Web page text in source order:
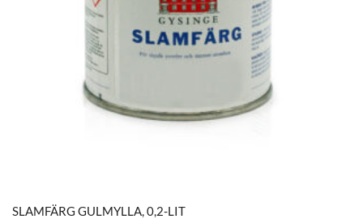
SLAMFÄRG GULMYLLA, 0,2-LIT